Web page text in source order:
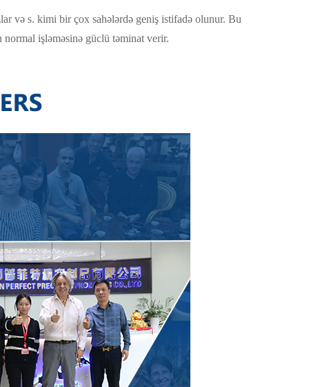
və s. kimi bir çox sahələrdə geniş istifadə olunur. Bu
işləməsinə güclü təminat verir.